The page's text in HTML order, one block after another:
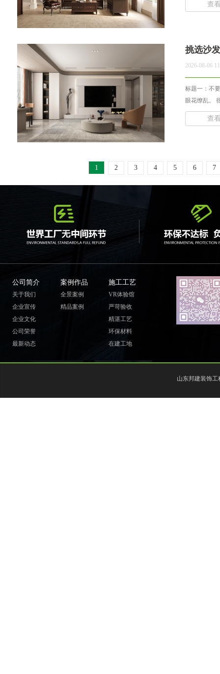
查
挑选沙
2026-08-06
标题一：不
眼花缭乱。
查
1 2 3 4 5 6 7
公司简介
关于我们
企业宣传
企业文化
公司荣誉
最新动态
案例作品
全景案例
精品案例
施工工艺
VR体验馆
严苛验收
精湛工艺
环保材料
在建工地
山东邦建装饰